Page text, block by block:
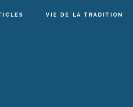
VIE DE LA TRADITION